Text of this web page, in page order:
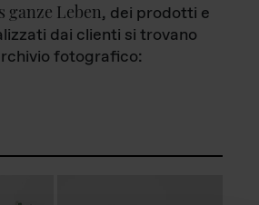
ganze Leben, dei prodotti e
dai clienti si trovano
fotografico: